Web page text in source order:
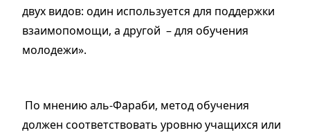
двух видов: один используется для поддержки
взаимопомощи, а другой – для обучения
молодежи».
По мнению аль-Фараби, метод обучения
должен соответствовать уровню учащихся или